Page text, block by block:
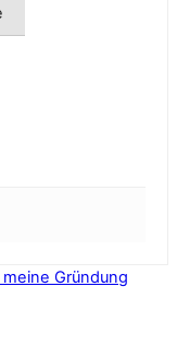
Gründung